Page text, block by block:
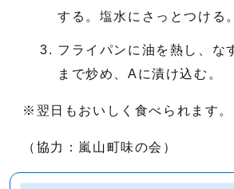
する。塩水にさっとつける。
フライパンに油を熱し、な
まで炒め、Aに漬け込む。
※翌日もおいしく食べられます。
（協力：嵐山町味の会）